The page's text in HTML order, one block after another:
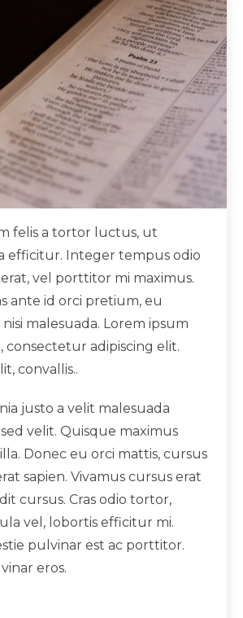
felis a tortor luctus, ut
efficitur. Integer tempus odio
vel porttitor mi maximus.
ante id orci pretium, eu
malesuada. Lorem ipsum
consectetur adipiscing elit.
convallis..
justo a velit malesuada
velit. Quisque maximus
Donec eu orci mattis, cursus
sapien. Vivamus cursus erat
cursus. Cras odio tortor,
vel, lobortis efficitur mi.
pulvinar est ac porttitor.
eros.